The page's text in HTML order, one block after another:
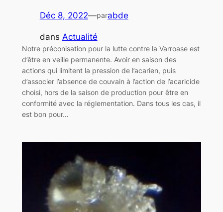
Déc 8, 2022—parabde
dans Actualité
Notre préconisation pour la lutte contre la Varroase est
d’être en veille permanente. Avoir en saison des
actions qui limitent la pression de l’acarien, puis
d’associer l’absence de couvain à l’action de l’acaricide
choisi, hors de la saison de production pour être en
conformité avec la réglementation. Dans tous les cas, il
est bon pour…